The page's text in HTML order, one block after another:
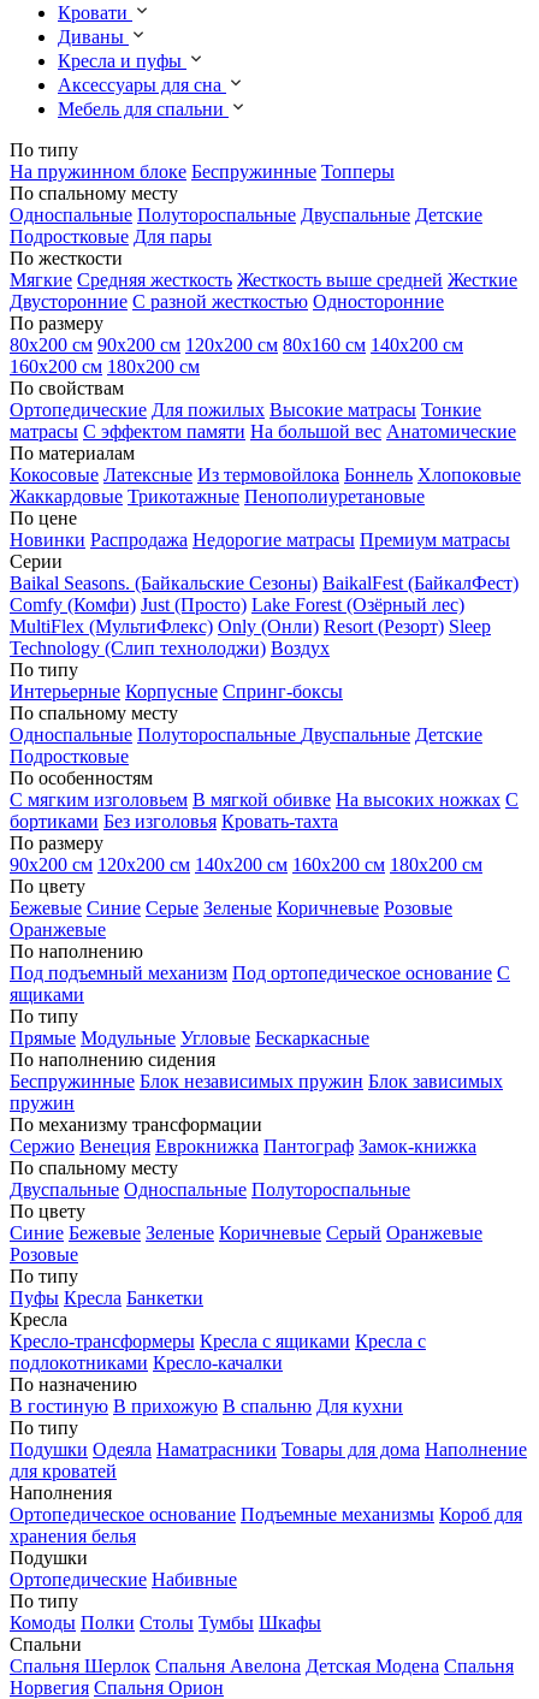
Кровати
Диваны
Кресла и пуфы
Аксессуары для сна
Мебель для спальни
По типу
На пружинном блоке Беспружинные Топперы
По спальному месту
Односпальные Полутороспальные Двуспальные Детские
Подростковые Для пары
По жесткости
Мягкие Средняя жесткость Жесткость выше средней Жесткие
Двусторонние С разной жесткостью Односторонние
По размеру
80х200 см 90х200 см 120х200 см 80х160 см 140х200 см
160х200 см 180х200 см
По свойствам
Ортопедические Для пожилых Высокие матрасы Тонкие
матрасы С эффектом памяти На большой вес Анатомические
По материалам
Кокосовые Латексные Из термовойлока Боннель Хлопоковые
Жаккардовые Трикотажные Пенополиуретановые
По цене
Новинки Распродажа Недорогие матрасы Премиум матрасы
Серии
Baikal Seasons. (Байкальские Сезоны) BaikalFest (БайкалФест)
Comfy (Комфи) Just (Просто) Lake Forest (Озёрный лес)
MultiFlex (МультиФлекс) Only (Онли) Resort (Резорт) Sleep
Technology (Слип технолоджи) Воздух
По типу
Интерьерные Корпусные Спринг-боксы
По спальному месту
Односпальные Полутороспальные Двуспальные Детские
Подростковые
По особенностям
С мягким изголовьем В мягкой обивке На высоких ножках С
бортиками Без изголовья Кровать-тахта
По размеру
90х200 см 120х200 см 140х200 см 160х200 см 180х200 см
По цвету
Бежевые Синие Серые Зеленые Коричневые Розовые
Оранжевые
По наполнению
Под подъемный механизм Под ортопедическое основание С
ящиками
По типу
Прямые Модульные Угловые Бескаркасные
По наполнению сидения
Беспружинные Блок независимых пружин Блок зависимых
пружин
По механизму трансформации
Сержио Венеция Еврокнижка Пантограф Замок-книжка
По спальному месту
Двуспальные Односпальные Полутороспальные
По цвету
Синие Бежевые Зеленые Коричневые Серый Оранжевые
Розовые
По типу
Пуфы Кресла Банкетки
Кресла
Кресло-трансформеры Кресла с ящиками Кресла с
подлокотниками Кресло-качалки
По назначению
В гостиную В прихожую В спальню Для кухни
По типу
Подушки Одеяла Наматрасники Товары для дома Наполнение
для кроватей
Наполнения
Ортопедическое основание Подъемные механизмы Короб для
хранения белья
Подушки
Ортопедические Набивные
По типу
Комоды Полки Столы Тумбы Шкафы
Спальни
Спальня Шерлок Спальня Авелона Детская Модена Спальня
Норвегия Спальня Орион